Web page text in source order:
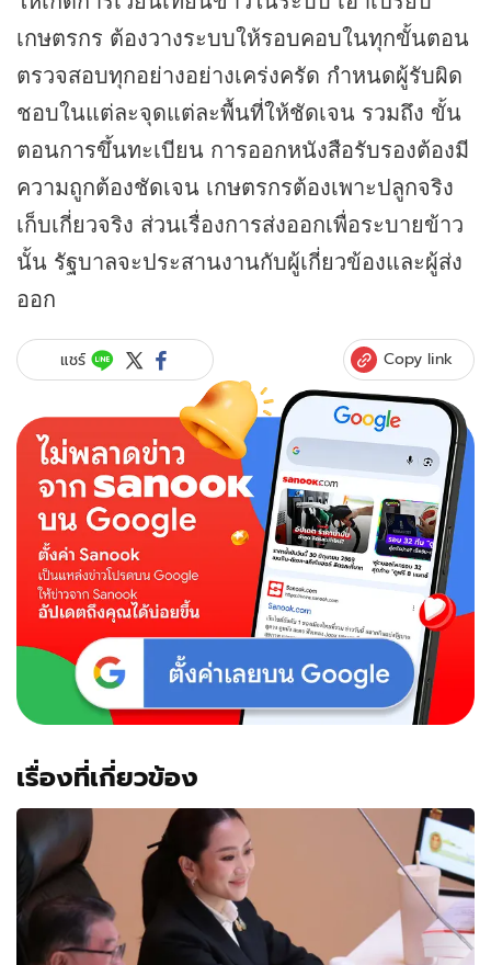
เกษตรกร ต้องวางระบบให้รอบคอบในทุกขั้นตอน
ตรวจสอบทุกอย่างอย่างเคร่งครัด กำหนดผู้รับผิด
ชอบในแต่ละจุดแต่ละพื้นที่ให้ชัดเจน รวมถึง ขั้น
ตอนการขึ้นทะเบียน การออกหนังสือรับรองต้องมี
ความถูกต้องชัดเจน เกษตรกรต้องเพาะปลูกจริง
เก็บเกี่ยวจริง ส่วนเรื่องการส่งออกเพื่อระบายข้าว
นั้น รัฐบาลจะประสานงานกับผู้เกี่ยวข้องและผู้ส่ง
ออก
แชร์ Copy link
เรื่องที่เกี่ยวข้อง